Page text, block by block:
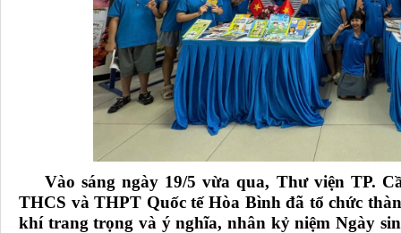
Vào sáng ngày 19/5 vừa qua, Thư viện TP.
THCS và THPT Quốc tế Hòa Bình đã tổ chức
khí trang trọng và ý nghĩa, nhân kỷ niệm Ngày